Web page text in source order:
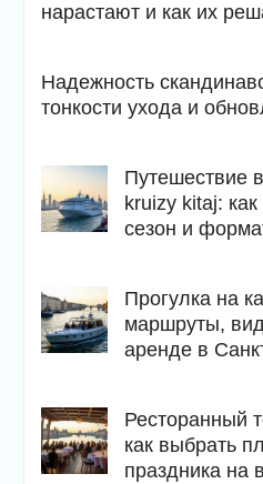
нарастают и как их
Надежность
тонкости ухода и
Путешествие
kruizy kitaj:
сезон и
Прогулка на
маршруты,
аренде в
Ресторанный
как выбрать
праздника на